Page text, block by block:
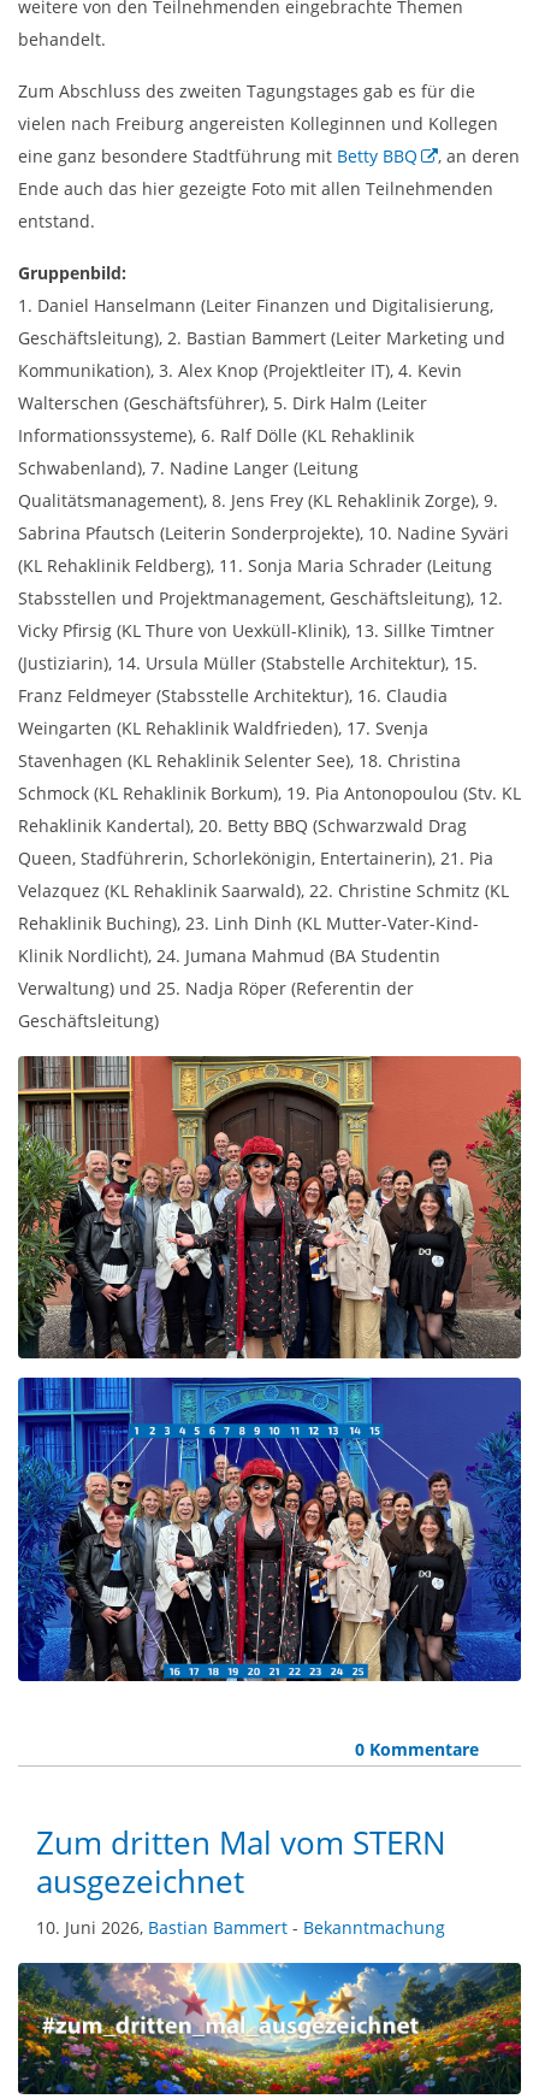
weitere von den Teilnehmenden eingebrachte Themen
behandelt.
Zum Abschluss des zweiten Tagungstages gab es für die
vielen nach Freiburg angereisten Kolleginnen und Kollegen
eine ganz besondere Stadtführung mit Betty BBQ
, an deren
Ende auch das hier gezeigte Foto mit allen Teilnehmenden
entstand.
Gruppenbild:
1. Daniel Hanselmann (Leiter Finanzen und Digitalisierung,
Geschäftsleitung), 2. Bastian Bammert (Leiter Marketing und
Kommunikation), 3. Alex Knop (Projektleiter IT), 4. Kevin
Walterschen (Geschäftsführer), 5. Dirk Halm (Leiter
Informationssysteme), 6. Ralf Dölle (KL Rehaklinik
Schwabenland), 7. Nadine Langer (Leitung
Qualitätsmanagement), 8. Jens Frey (KL Rehaklinik Zorge), 9.
Sabrina Pfautsch (Leiterin Sonderprojekte), 10. Nadine Syväri
(KL Rehaklinik Feldberg), 11. Sonja Maria Schrader (Leitung
Stabsstellen und Projektmanagement, Geschäftsleitung), 12.
Vicky Pfirsig (KL Thure von Uexküll-Klinik), 13. Sillke Timtner
(Justiziarin), 14. Ursula Müller (Stabstelle Architektur), 15.
Franz Feldmeyer (Stabsstelle Architektur), 16. Claudia
Weingarten (KL Rehaklinik Waldfrieden), 17. Svenja
Stavenhagen (KL Rehaklinik Selenter See), 18. Christina
Schmock (KL Rehaklinik Borkum), 19. Pia Antonopoulou (Stv. KL
Rehaklinik Kandertal), 20. Betty BBQ (Schwarzwald Drag
Queen, Stadführerin, Schorlekönigin, Entertainerin), 21. Pia
Velazquez (KL Rehaklinik Saarwald), 22. Christine Schmitz (KL
Rehaklinik Buching), 23. Linh Dinh (KL Mutter-Vater-Kind-
Klinik Nordlicht), 24. Jumana Mahmud (BA Studentin
Verwaltung) und 25. Nadja Röper (Referentin der
Geschäftsleitung)
0 Kommentare
Zum dritten Mal vom STERN
ausgezeichnet
10. Juni 2026, Bastian Bammert - Bekanntmachung